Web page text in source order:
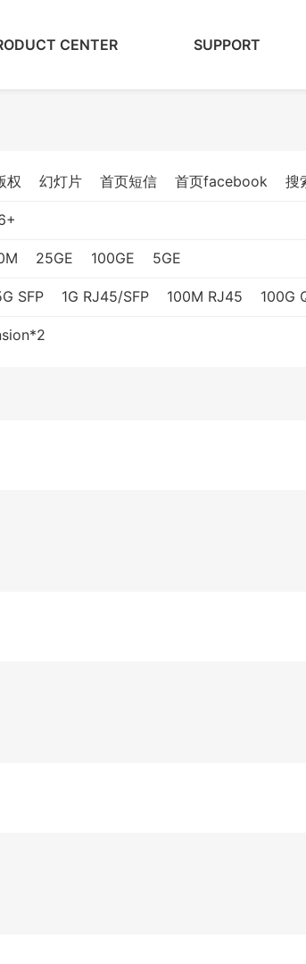
CENTER SUPPORT
权 幻灯片 首页短信 首页facebook 搜
25GE 100GE 5GE
SFP 1G RJ45/SFP 100M RJ45 100G